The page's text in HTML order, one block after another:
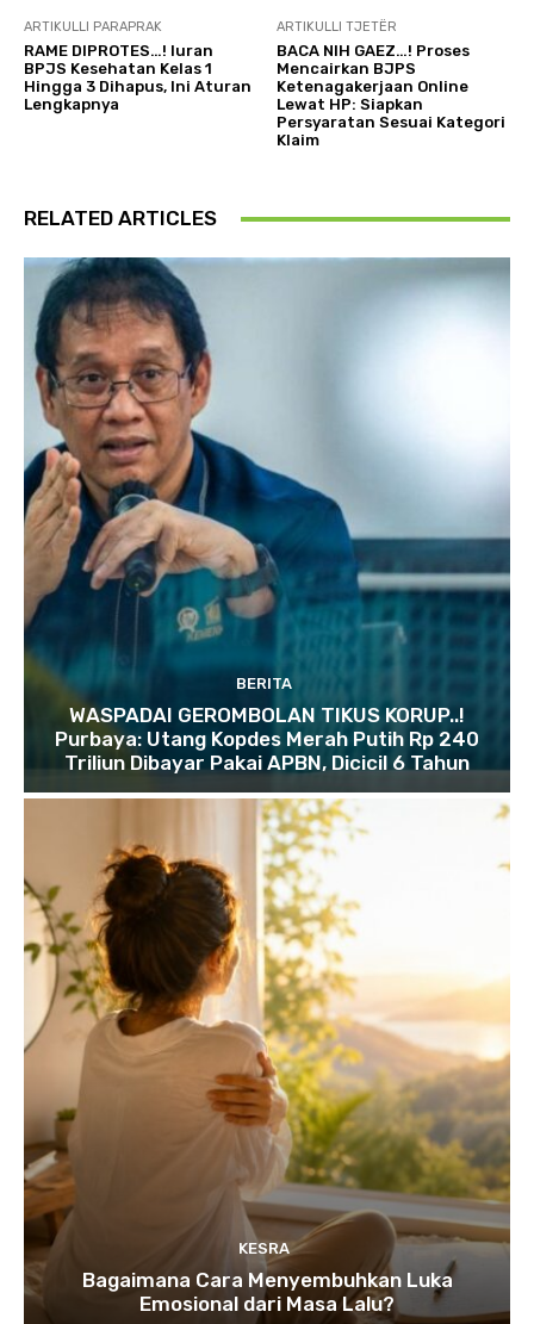
ARTIKULLI PARAPRAK
RAME DIPROTES…! Iuran
BPJS Kesehatan Kelas 1
Hingga 3 Dihapus, Ini Aturan
Lengkapnya
ARTIKULLI TJETËR
BACA NIH GAEZ…! Proses
Mencairkan BJPS
Ketenagakerjaan Online
Lewat HP: Siapkan
Persyaratan Sesuai Kategori
Klaim
RELATED ARTICLES
BERITA
WASPADAI GEROMBOLAN TIKUS KORUP..!
Purbaya: Utang Kopdes Merah Putih Rp 240
Triliun Dibayar Pakai APBN, Dicicil 6 Tahun
KESRA
Bagaimana Cara Menyembuhkan Luka
Emosional dari Masa Lalu?